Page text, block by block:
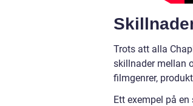
Trots att alla
skillnader mellan
filmgenrer,
Ett exempel på